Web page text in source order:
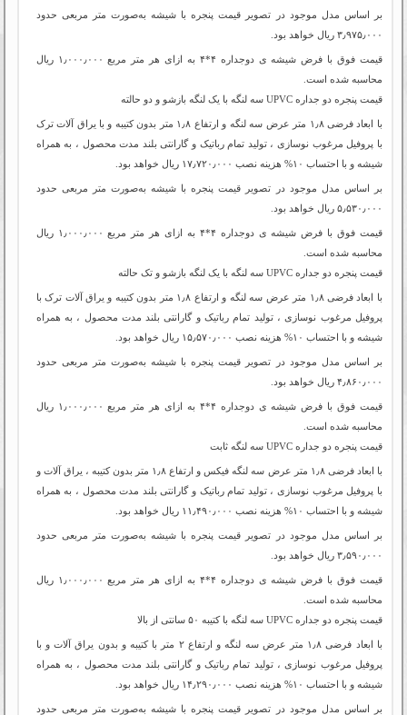
بر اساس مدل موجود در تصویر قیمت پنجره با شیشه به‌صورت متر مربعی حدود
۳٫۹۷۵٫۰۰۰ ریال خواهد بود.
قیمت فوق با فرض شیشه ی دوجداره ۴*۴ به ازای هر متر مربع ۱٫۰۰۰٫۰۰۰ ریال
محاسبه شده است.
قیمت پنجره دو جداره‌ UPVC سه لنگه با یک لنگه بازشو و دو حالته
با ابعاد فرضی ۱٫۸ متر عرض سه لنگه و ارتفاع ۱٫۸ ‌متر بدون کتیبه و با یراق آلات ترک
با پروفیل مرغوب نوسازی ، تولید تمام رباتیک و گارانتی بلند مدت محصول ، به همراه
شیشه و با احتساب ۱۰% هزینه نصب ۱۷٫۷۲۰٫۰۰۰ ریال خواهد بود.
بر اساس مدل موجود در تصویر قیمت پنجره با شیشه به‌صورت متر مربعی حدود
۵٫۵۳۰٫۰۰۰ ریال خواهد بود.
قیمت فوق با فرض شیشه ی دوجداره ۴*۴ به ازای هر متر مربع ۱٫۰۰۰٫۰۰۰ ریال
محاسبه شده است.
قیمت پنجره دو جداره‌ UPVC سه لنگه با یک لنگه بازشو و تک حالته
با ابعاد فرضی ۱٫۸ متر عرض سه لنگه و ارتفاع ۱٫۸ ‌متر بدون کتیبه و یراق آلات ترک با
پروفیل مرغوب نوسازی ، تولید تمام رباتیک و گارانتی بلند مدت محصول ، به همراه
شیشه و با احتساب ۱۰% هزینه نصب ۱۵٫۵۷۰٫۰۰۰ ریال خواهد بود.
بر اساس مدل موجود در تصویر قیمت پنجره با شیشه به‌صورت متر مربعی حدود
۴٫۸۶۰٫۰۰۰ ریال خواهد بود.
قیمت فوق با فرض شیشه ی دوجداره ۴*۴ به ازای هر متر مربع ۱٫۰۰۰٫۰۰۰ ریال
محاسبه شده است.
قیمت پنجره دو جداره‌ UPVC سه لنگه ثابت
با ابعاد فرضی ۱٫۸ متر عرض سه لنگه فیکس و ارتفاع ۱٫۸ ‌متر بدون کتیبه ، یراق آلات و
با پروفیل مرغوب نوسازی ، تولید تمام رباتیک و گارانتی بلند مدت محصول ، به همراه
شیشه و با احتساب ۱۰% هزینه نصب ۱۱٫۴۹۰٫۰۰۰ ریال خواهد بود.
بر اساس مدل موجود در تصویر قیمت پنجره با شیشه به‌صورت متر مربعی حدود
۳٫۵۹۰٫۰۰۰ ریال خواهد بود.
قیمت فوق با فرض شیشه ی دوجداره ۴*۴ به ازای هر متر مربع ۱٫۰۰۰٫۰۰۰ ریال
محاسبه شده است.
قیمت پنجره دو جداره‌ UPVC سه لنگه با کتیبه ۵۰ سانتی از بالا
با ابعاد فرضی ۱٫۸ متر عرض سه لنگه و ارتفاع ۲ ‌متر با کتیبه و بدون یراق آلات و با
پروفیل مرغوب نوسازی ، تولید تمام رباتیک و گارانتی بلند مدت محصول ، به همراه
شیشه و با احتساب ۱۰% هزینه نصب ۱۴٫۲۹۰٫۰۰۰ ریال خواهد بود.
بر اساس مدل موجود در تصویر قیمت پنجره با شیشه به‌صورت متر مربعی حدود